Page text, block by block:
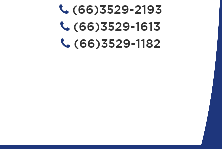
(66)3529-2193
(66)3529-1613
(66)3529-1182